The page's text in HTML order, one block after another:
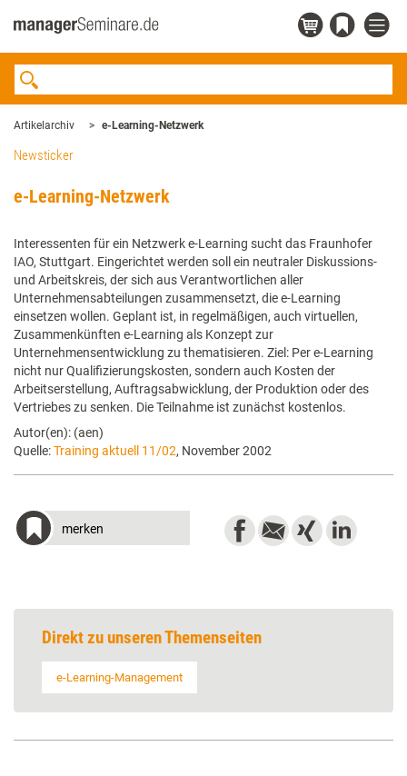
Artikelarchiv e-Learning-Netzwerk
Newsticker
e-Learning-Netzwerk
Interessenten für ein Netzwerk e-Learning sucht das Fraunhofer
IAO, Stuttgart. Eingerichtet werden soll ein neutraler Diskussions-
und Arbeitskreis, der sich aus Verantwortlichen aller
Unternehmensabteilungen zusammensetzt, die e-Learning
einsetzen wollen. Geplant ist, in regelmäßigen, auch virtuellen,
Zusammenkünften e-Learning als Konzept zur
Unternehmensentwicklung zu thematisieren. Ziel: Per e-Learning
nicht nur Qualifizierungskosten, sondern auch Kosten der
Arbeitserstellung, Auftragsabwicklung, der Produktion oder des
Vertriebes zu senken. Die Teilnahme ist zunächst kostenlos.
Autor(en): (aen)
Quelle:Training aktuell 11/02, November 2002
merken
Direkt zu unseren Themenseiten
e-Learning-Management